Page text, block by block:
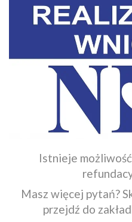
Istnieje
Masz więcej pytań?
przejdź do